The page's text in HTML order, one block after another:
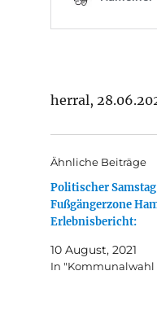
herral,
Ähnliche Beiträge
Politischer
Fußgängerzone
Erlebnisbericht:
10 August, 2021
In "Kommunalwahl